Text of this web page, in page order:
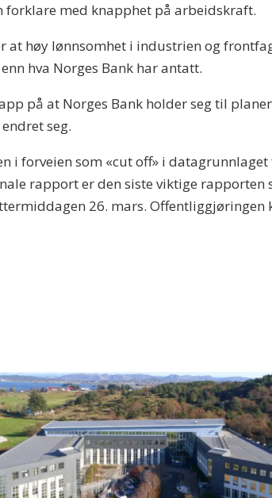
forklare med knapphet på arbeidskraft.
at høy lønnsomhet i industrien og
hva Norges Bank har antatt.
på at Norges Bank holder seg til
seg.
i forveien som «cut off» i datagrunnlaget
rapport er den siste viktige rapporten
26. mars. Offentliggjøringen